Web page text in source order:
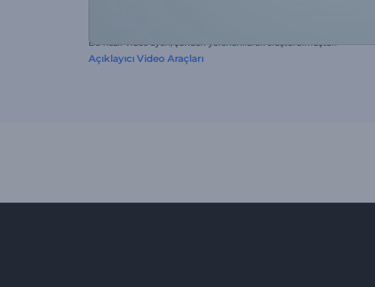
Bu hazır video ayarı, şundan yararlanılarak oluşturulmuştur:
Açıklayıcı Video Araçları